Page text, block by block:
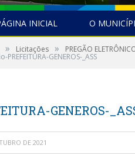
INICIAL O
» Licitações » PREGÃO
PREFEITURA-GENEROS-_ASS
GENEROS-
DE 2021